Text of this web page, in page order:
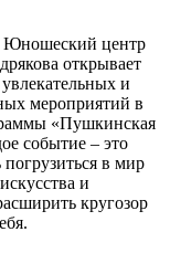
Юношеский центр
открывает
и
мероприятий в
«Пушкинская
событие – это
в мир
и
кругозор